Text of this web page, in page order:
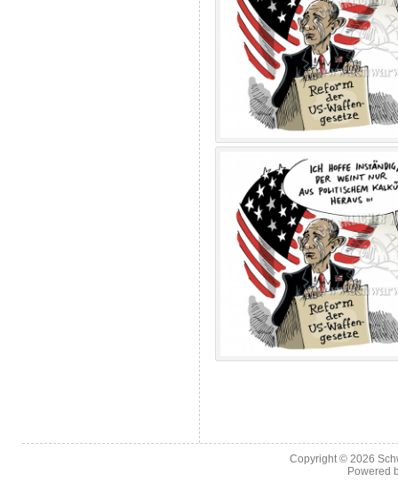
Copyright © 2026
Powered